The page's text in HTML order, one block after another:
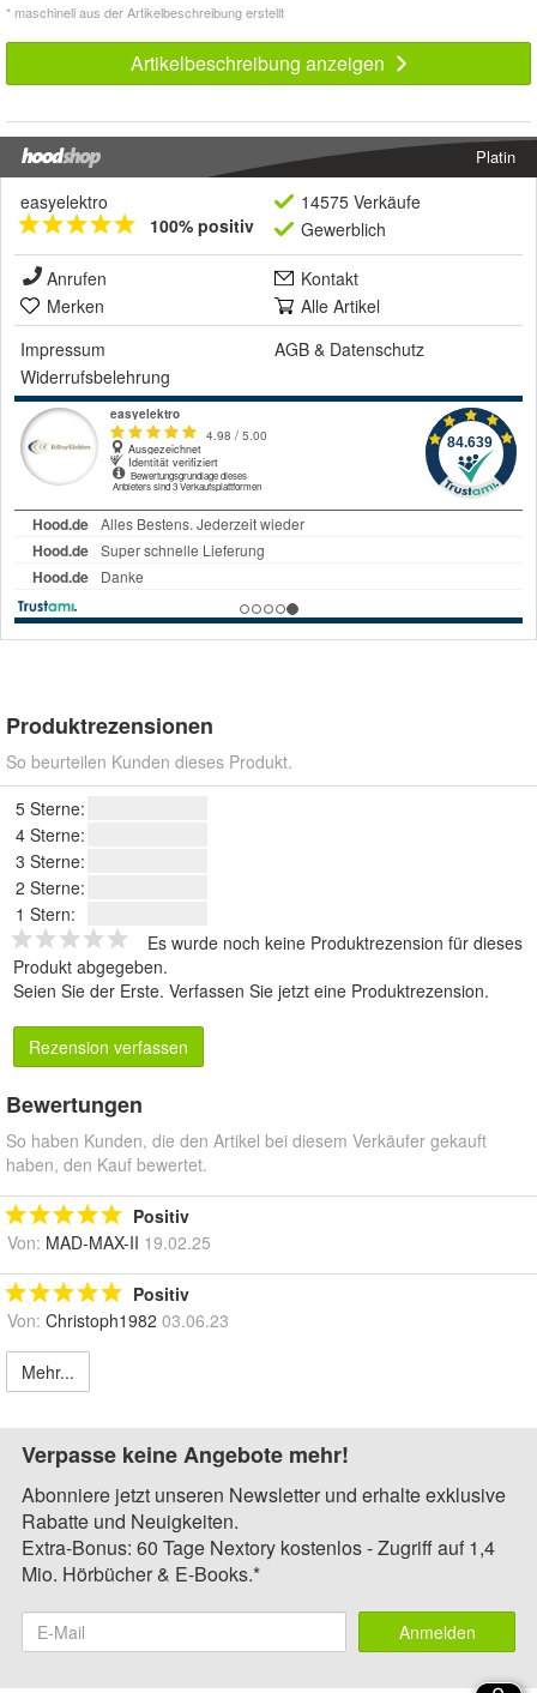
* maschinell aus der Artikelbeschreibung erstellt
Artikelbeschreibung anzeigen
Platin
easyelektro
100% positiv
14575 Verkäufe
Gewerblich
Anrufen
Kontakt
Merken
Alle Artikel
Impressum
AGB & Datenschutz
Widerrufsbelehrung
Produktrezensionen
So beurteilen Kunden dieses Produkt.
5 Sterne:
4 Sterne:
3 Sterne:
2 Sterne:
1 Stern:
Es wurde noch keine Produktrezension für dieses
Produkt abgegeben.
Seien Sie der Erste. Verfassen Sie jetzt eine Produktrezension.
Rezension verfassen
Bewertungen
So haben Kunden, die den Artikel bei diesem Verkäufer gekauft
haben, den Kauf bewertet.
Positiv
Von: MAD-MAX-II 19.02.25
Positiv
Von: Christoph1982 03.06.23
Mehr...
Verpasse keine Angebote mehr!
Abonniere jetzt unseren Newsletter und erhalte exklusive
Rabatte und Neuigkeiten.
Extra-Bonus: 60 Tage Nextory kostenlos - Zugriff auf 1,4
Mio. Hörbücher & E-Books.*
Anmelden